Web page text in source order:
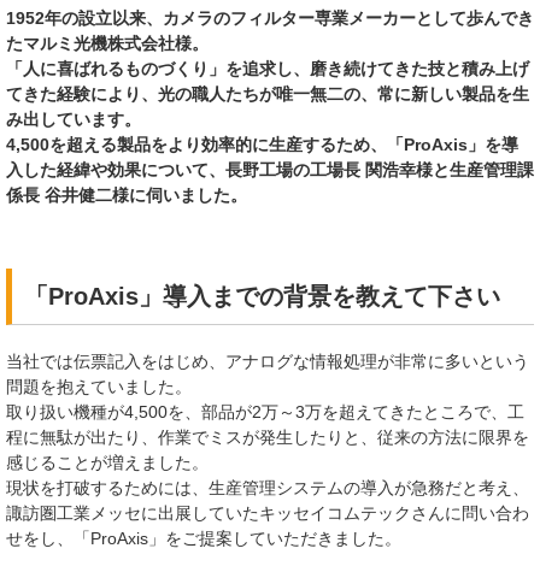
1952年の設立以来、カメラのフィルター専業メーカーとして歩んでき
たマルミ光機株式会社様。
「人に喜ばれるものづくり」を追求し、磨き続けてきた技と積み上げ
てきた経験により、光の職人たちが唯一無二の、常に新しい製品を生
み出しています。
4,500を超える製品をより効率的に生産するため、「ProAxis」を導
入した経緯や効果について、 長野工場の工場長 関浩幸様と生産管理課
係長 谷井健二様に伺いました。
「ProAxis」導入までの背景を教えて下さい
当社では伝票記入をはじめ、アナログな情報処理が非常に多いという
問題を抱えていました。
取り扱い機種が4,500を、部品が2万～3万を超えてきたところで、工
程に無駄が出たり、作業でミスが発生したりと、従来の方法に限界を
感じることが増えました。
現状を打破するためには、生産管理システムの導入が急務だと考え、
諏訪圏工業メッセに出展していたキッセイコムテックさんに問い合わ
せをし、「ProAxis」をご提案していただきました。